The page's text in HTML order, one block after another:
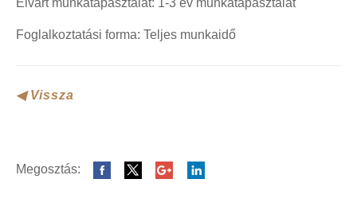
Elvárt munkatapasztalat: 1-3 év munkatapasztalat
Foglalkoztatási forma: Teljes munkaidő
◀ Vissza
Megosztás: